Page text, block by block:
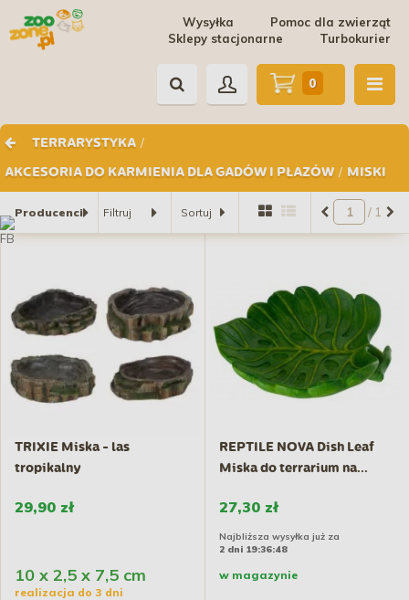
Pomoc dla zwierząt
Wysyłka
Turbokurier
Sklepy stacjonarne
TERRARYSTYKA /
AKCESORIA DO KARMIENIA DLA GADÓW I PŁAZÓW / MISKI
0
/ 1
TRIXIE Miska - las
tropikalny
29,90 zł
10 x 2,5 x 7,5 cm
realizacja do 3 dni
REPTILE NOVA Dish Leaf
Miska do terrarium na...
27,30 zł
Najbliższa wysyłka już za
2 dni 19:36:47
w magazynie